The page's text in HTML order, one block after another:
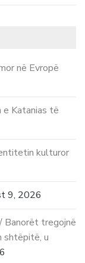
në Evropë
Katanias të
kulturor
9, 2026
Banorët tregojnë
shtëpitë, u